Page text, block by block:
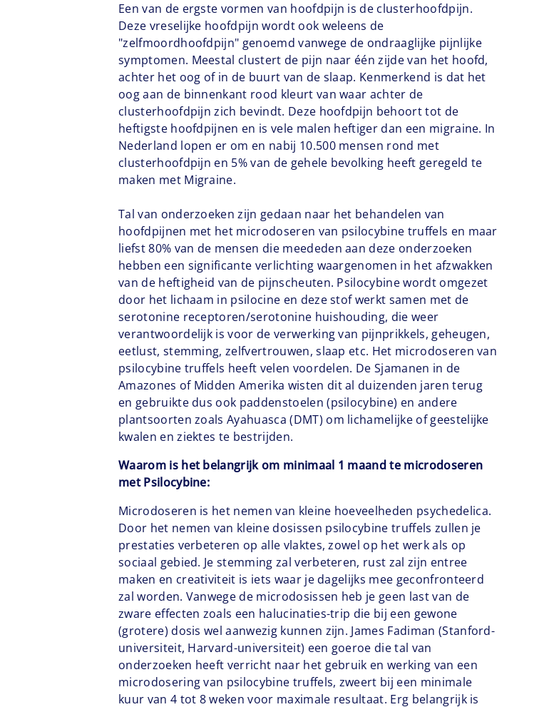
Een van de ergste vormen van hoofdpijn is de clusterhoofdpijn.
Deze vreselijke hoofdpijn wordt ook weleens de
"zelfmoordhoofdpijn" genoemd vanwege de ondraaglijke pijnlijke
symptomen. Meestal clustert de pijn naar één zijde van het hoofd,
achter het oog of in de buurt van de slaap. Kenmerkend is dat het
oog aan de binnenkant rood kleurt van waar achter de
clusterhoofdpijn zich bevindt. Deze hoofdpijn behoort tot de
heftigste hoofdpijnen en is vele malen heftiger dan een migraine. In
Nederland lopen er om en nabij 10.500 mensen rond met
clusterhoofdpijn en 5% van de gehele bevolking heeft geregeld te
maken met Migraine.
Tal van onderzoeken zijn gedaan naar het behandelen van
hoofdpijnen met het microdoseren van psilocybine truffels en maar
liefst 80% van de mensen die meededen aan deze onderzoeken
hebben een significante verlichting waargenomen in het afzwakken
van de heftigheid van de pijnscheuten. Psilocybine wordt omgezet
door het lichaam in psilocine en deze stof werkt samen met de
serotonine receptoren/serotonine huishouding, die weer
verantwoordelijk is voor de verwerking van pijnprikkels, geheugen,
eetlust, stemming, zelfvertrouwen, slaap etc. Het microdoseren van
psilocybine truffels heeft velen voordelen. De Sjamanen in de
Amazones of Midden Amerika wisten dit al duizenden jaren terug
en gebruikte dus ook paddenstoelen (psilocybine) en andere
plantsoorten zoals Ayahuasca (DMT) om lichamelijke of geestelijke
kwalen en ziektes te bestrijden.
Waarom is het belangrijk om minimaal 1 maand te microdoseren
met Psilocybine:
Microdoseren is het nemen van kleine hoeveelheden psychedelica.
Door het nemen van kleine dosissen psilocybine truffels zullen je
prestaties verbeteren op alle vlaktes, zowel op het werk als op
sociaal gebied. Je stemming zal verbeteren, rust zal zijn entree
maken en creativiteit is iets waar je dagelijks mee geconfronteerd
zal worden. Vanwege de microdosissen heb je geen last van de
zware effecten zoals een halucinaties-trip die bij een gewone
(grotere) dosis wel aanwezig kunnen zijn. James Fadiman (Stanford-
universiteit, Harvard-universiteit) een goeroe die tal van
onderzoeken heeft verricht naar het gebruik en werking van een
microdosering van psilocybine truffels, zweert bij een minimale
kuur van 4 tot 8 weken voor maximale resultaat. Erg belangrijk is